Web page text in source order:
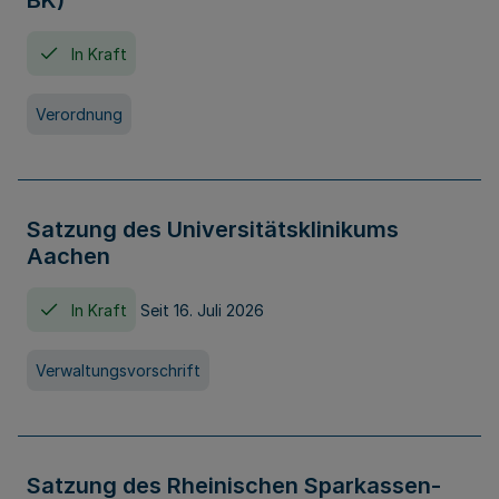
In Kraft
Verordnung
Satzung des Universitätsklinikums
Aachen
In Kraft Seit 16. Juli 2026
Verwaltungsvorschrift
Satzung des Rheinischen Sparkassen-